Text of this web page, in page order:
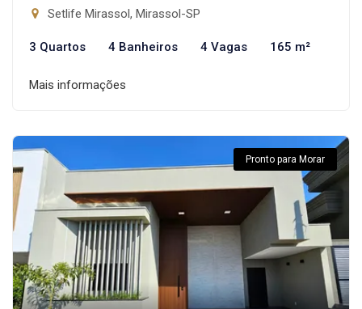
Setlife Mirassol, Mirassol-SP
3 Quartos 4 Banheiros 4 Vagas 165 m²
Mais informações
Pronto para Morar